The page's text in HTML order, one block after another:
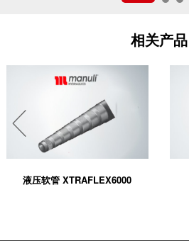
相关产品
液压软管 XTRAFLEX6000
